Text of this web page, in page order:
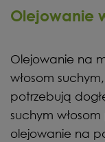
Olejowanie
Olejowanie na
włosom
potrzebują
suchym
olejowanie na